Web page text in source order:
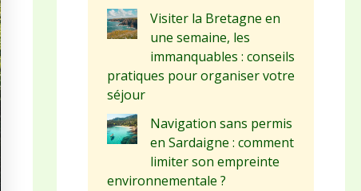
Visiter la Bretagne en
une semaine, les
immanquables : conseils
pratiques pour organiser votre
séjour
Navigation sans permis
en Sardaigne : comment
limiter son empreinte
environnementale ?